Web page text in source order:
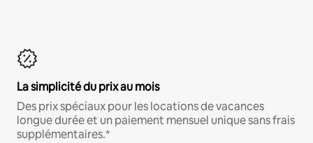
La simplicité du prix au mois
Des prix spéciaux pour les locations de vacances
longue durée et un paiement mensuel unique sans frais
supplémentaires.*